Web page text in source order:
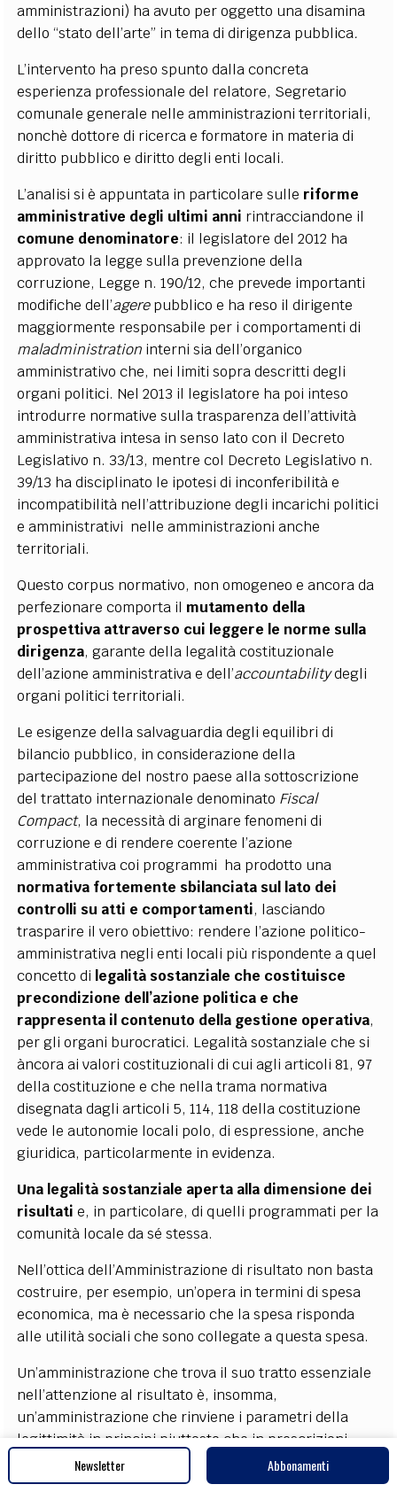
amministrazioni) ha avuto per oggetto una disamina
dello “stato dell’arte” in tema di dirigenza pubblica.
L’intervento ha preso spunto dalla concreta
esperienza professionale del relatore, Segretario
comunale generale nelle amministrazioni territoriali,
nonchè dottore di ricerca e formatore in materia di
diritto pubblico e diritto degli enti locali.
L’analisi si è appuntata in particolare sulle riforme
amministrative degli ultimi anni rintracciandone il
comune denominatore: il legislatore del 2012 ha
approvato la legge sulla prevenzione della
corruzione, Legge n. 190/12, che prevede importanti
modifiche dell’agerepubblico e ha reso il dirigente
maggiormente responsabile per i comportamenti di
maladministration interni sia dell’organico
amministrativo che, nei limiti sopra descritti degli
organi politici. Nel 2013 il legislatore ha poi inteso
introdurre normative sulla trasparenza dell’attività
amministrativa intesa in senso lato con il Decreto
Legislativo n. 33/13, mentre col Decreto Legislativo n.
39/13 ha disciplinato le ipotesi di inconferibilità e
incompatibilità nell’attribuzione degli incarichi politici
e amministrativi nelle amministrazioni anche
territoriali.
Questo corpus normativo, non omogeneo e ancora da
perfezionare comporta il mutamento della
prospettiva attraverso cui leggere le norme sulla
dirigenza, garante della legalità costituzionale
dell’azione amministrativa e dell’accountabilitydegli
organi politici territoriali.
Le esigenze della salvaguardia degli equilibri di
bilancio pubblico, in considerazione della
partecipazione del nostro paese alla sottoscrizione
del trattato internazionale denominato Fiscal
Compact, la necessità di arginare fenomeni di
corruzione e di rendere coerente l’azione
amministrativa coi programmi ha prodotto una
normativa fortemente sbilanciata sul lato dei
controlli su atti e comportamenti, lasciando
trasparire il vero obiettivo: rendere l’azione politico-
amministrativa negli enti locali più rispondente a quel
concetto di legalità sostanziale che costituisce
precondizione dell’azione politica e che
rappresenta il contenuto della gestione operativa,
per gli organi burocratici. Legalità sostanziale che si
àncora ai valori costituzionali di cui agli articoli 81, 97
della costituzione e che nella trama normativa
disegnata dagli articoli 5, 114, 118 della costituzione
vede le autonomie locali polo, di espressione, anche
giuridica, particolarmente in evidenza.
Una legalità sostanziale aperta alla dimensione dei
risultati e, in particolare, di quelli programmati per la
comunità locale da sé stessa.
Nell’ottica dell’Amministr­azione di risultato non basta
costruire, per esempio, un’opera in termini di spesa
economica, ma è ne­cessario che la spesa risponda
alle utilità sociali che sono collegate a questa spesa.
Un’amministrazione che trova il suo tratto essenziale
nell’attenzione al risultato è, insomma,
un’amministrazione che rinviene i parametri della
legittimità in principi piuttosto che in prescrizioni
esprimibili in termini di qualità e di quantità con
conseguente passaggio da una legalità formale ad
Newsletter Abbonamenti